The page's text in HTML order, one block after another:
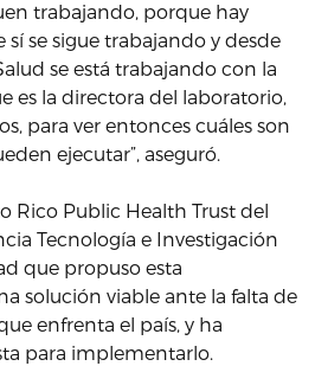
trabajando, porque hay
sí se sigue trabajando y desde
se está trabajando con la
es la directora del laboratorio,
para ver entonces cuáles son
ejecutar”, aseguró.
Rico Public Health Trust del
Tecnología e Investigación
que propuso esta
solución viable ante la falta de
enfrenta el país, y ha
para implementarlo.